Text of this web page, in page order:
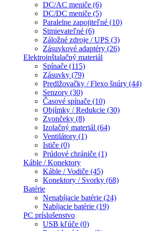
DC/AC meniče (6)
DC/DC meniče (5)
Paralelne zapojiteľné (10)
Stmievateľné (6)
Záložné zdroje / UPS (3)
Zásuvkové adaptéry (26)
Elektroinštalačný materiál
Spínače (115)
Zásuvky (79)
Predlžovačky / Flexo šnúry (44)
Senzory (30)
Časové spínače (10)
Objímky / Redukcie (30)
Zvončeky (8)
Izolačný materiál (64)
Ventilátory (1)
Ističe (0)
Prúdové chrániče (1)
Káble / Konektory
Káble / Vodiče (45)
Konektory / Svorky (68)
Batérie
Nenabíjacie batérie (24)
Nabíjacie batérie (19)
PC príslušenstvo
USB kľúče (0)